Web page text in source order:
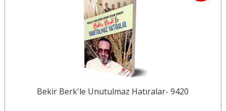
Bekir Berk'le Unutulmaz Hatıralar- 9420